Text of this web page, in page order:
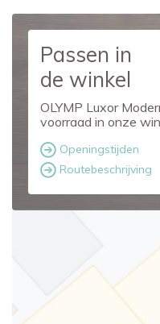
Passen in
de winkel
OLYMP Luxor
voorraad in onze
Openingstijden
Routebeschrijving